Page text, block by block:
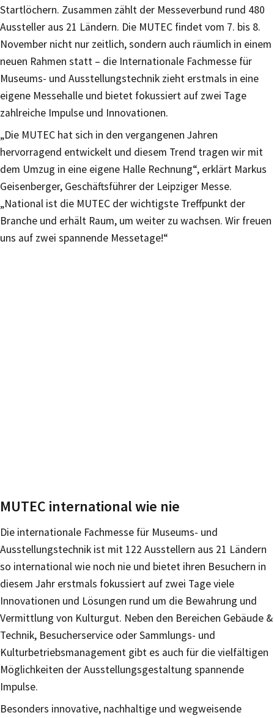
Startlöchern. Zusammen zählt der Messeverbund rund 480
Aussteller aus 21 Ländern. Die MUTEC findet vom 7. bis 8.
November nicht nur zeitlich, sondern auch räumlich in einem
neuen Rahmen statt – die Internationale Fachmesse für
Museums- und Ausstellungstechnik zieht erstmals in eine
eigene Messehalle und bietet fokussiert auf zwei Tage
zahlreiche Impulse und Innovationen.
„Die MUTEC hat sich in den vergangenen Jahren
hervorragend entwickelt und diesem Trend tragen wir mit
dem Umzug in eine eigene Halle Rechnung“, erklärt Markus
Geisenberger, Geschäftsführer der Leipziger Messe.
„National ist die MUTEC der wichtigste Treffpunkt der
Branche und erhält Raum, um weiter zu wachsen. Wir freuen
uns auf zwei spannende Messetage!“
MUTEC international wie nie
Die internationale Fachmesse für Museums- und
Ausstellungstechnik ist mit 122 Ausstellern aus 21 Ländern
so international wie noch nie und bietet ihren Besuchern in
diesem Jahr erstmals fokussiert auf zwei Tage viele
Innovationen und Lösungen rund um die Bewahrung und
Vermittlung von Kulturgut. Neben den Bereichen Gebäude &
Technik, Besucherservice oder Sammlungs- und
Kulturbetriebsmanagement gibt es auch für die vielfältigen
Möglichkeiten der Ausstellungsgestaltung spannende
Impulse.
Besonders innovative, nachhaltige und wegweisende